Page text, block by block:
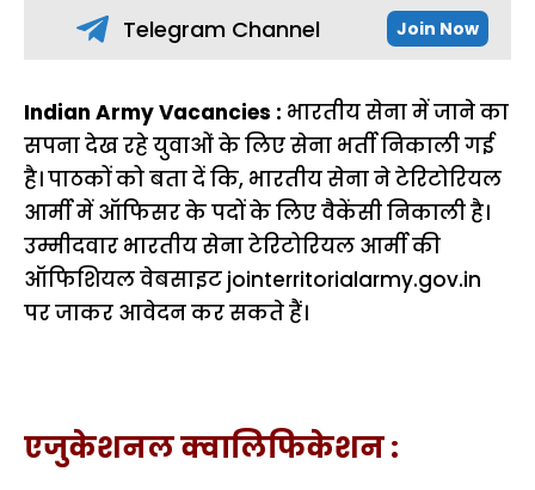
Telegram Channel Join Now
Indian Army Vacancies : भारतीय सेना में जाने का
सपना देख रहे युवाओं के लिए सेना भर्ती निकाली गई
है। पाठकों को बता दें कि, भारतीय सेना ने टेरिटोरियल
आर्मी में ऑफिसर के पदों के लिए वैकेंसी निकाली है।
उम्मीदवार भारतीय सेना टेरिटोरियल आर्मी की
ऑफिशियल वेबसाइट jointerritorialarmy.gov.in
पर जाकर आवेदन कर सकते हैं।
एजुकेशनल क्वालिफिकेशन :